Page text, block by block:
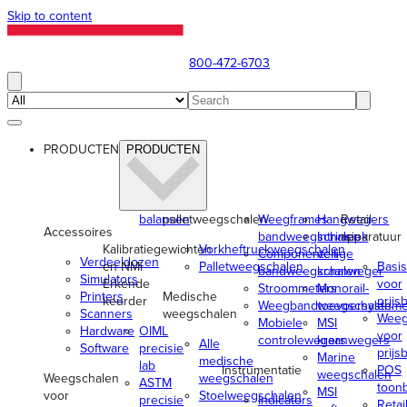
Skip to content
800-472-6703
PRODUCTEN PRODUCTEN
Accessoires
Verdeeldozen
Simulators
Printers
Scanners
Hardware
Software
Weegschalen
voor
balansen
Kalibratiegewichten
en NMi
Erkende
keurder
OIML
precisie
lab
ASTM
precisie
palletweegschalen
Vorkheftruckweegschalen
Palletweegschalen
Medische
weegschalen
Alle
medische
weegschalen
Stoelweegschalen
Weegframes
bandweegschalen
Componenten
bandweegschalen
Stroommeters
Mobiele
controlewegers
Instrumentatie
Indicators
Hangwegers
Intrinsiek
veilige
kraanweger
Monorail-
weegschalen
MSI
kraanwegers
Marine
weegschalen
MSI
Retail-
apparatuur
voor
voor
POS